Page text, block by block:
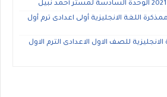
اللغة الانجليزية أولى اعدادى ترم أول
للصف الاول الاعدادى الترم الاول